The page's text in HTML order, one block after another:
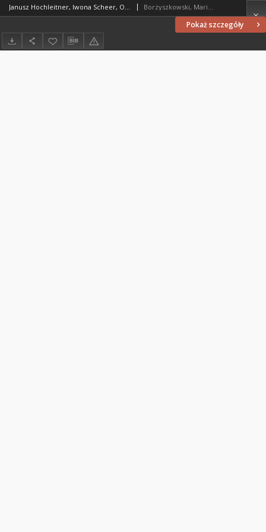
Pokaż szczegóły
Janusz Hochleitner, Iwona Scheer, Obrońca przed wylewami rzek : niezwykłe dzieje życia i kultu św. Jana Nepomucena : [recenzja] Borzyszkowski, Marian (1936-2001)